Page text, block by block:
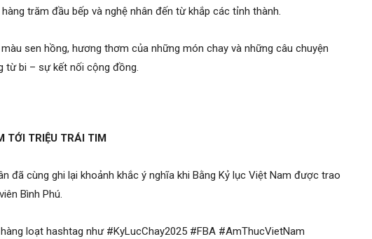
trăm đầu bếp và nghệ nhân đến từ khắp các tỉnh thành.
sen hồng, hương thơm của những món chay và những câu chuyện
từ bi – sự kết nối cộng đồng.
TỚI TRIỆU TRÁI TIM
đã cùng ghi lại khoảnh khắc ý nghĩa khi Bằng Kỷ lục Việt Nam được trao
Bình Phú.
loạt hashtag như #KyLucChay2025 #FBA #AmThucVietNam